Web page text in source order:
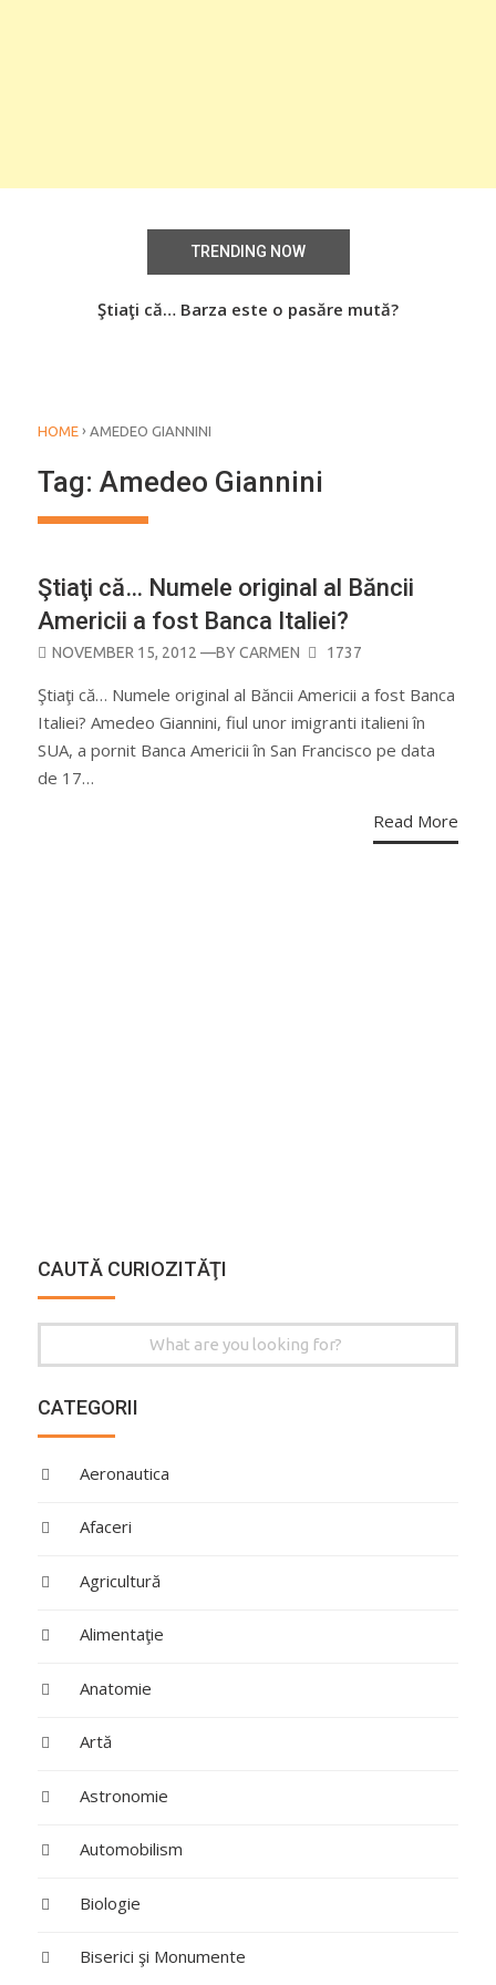
TRENDING NOW
Ştiaţi că… Barza este o pasăre mută?
HOME › AMEDEO GIANNINI
Tag: Amedeo Giannini
Ştiaţi că… Numele original al Băncii
Americii a fost Banca Italiei?
POSTED
NOVEMBER 15, 2012 —BYCARMEN 1737
Ştiaţi că… Numele original al Băncii Americii a fost Banca
Italiei? Amedeo Giannini, fiul unor imigranti italieni în
SUA, a pornit Banca Americii în San Francisco pe data
de 17…
Read More
CAUTĂ CURIOZITĂŢI
for:
CATEGORII
Aeronautica
Afaceri
Agricultură
Alimentaţie
Anatomie
Artă
Astronomie
Automobilism
Biologie
Biserici şi Monumente